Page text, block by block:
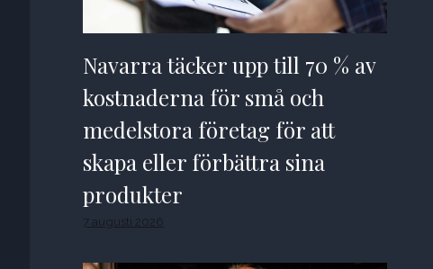
Navarra täcker upp till 70 % av
kostnaderna för små och
medelstora företag för att
skapa eller förbättra sina
produkter
7 augusti 2026